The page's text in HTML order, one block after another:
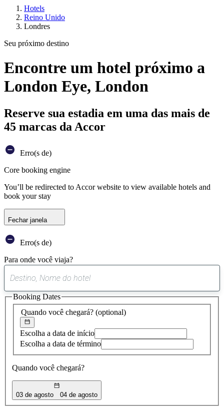
Hotels
Reino Unido
Londres
Seu próximo destino
Encontre um hotel próximo a
London Eye, London
Reserve sua estadia em uma das mais de
45 marcas da Accor
Erro(s de)
Core booking engine
You’ll be redirected to Accor website to view available hotels and
book your stay
Fechar janela
Erro(s de)
Para onde você viaja?
sugestão
encontrada
Quando você chegará? (optional)
Escolha a data de início
Escolha a data de término
Quando você chegará?
03 de agosto 04 de agosto
Booking Dates